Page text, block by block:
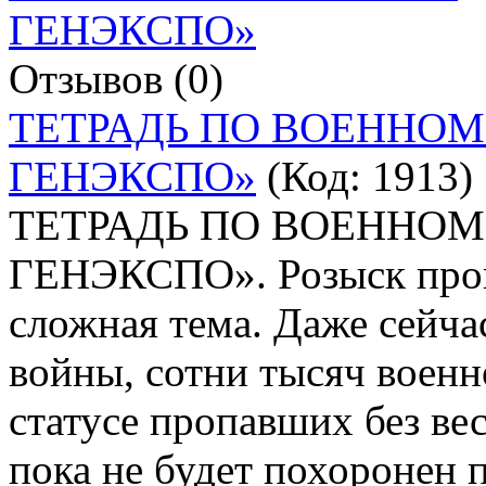
Отзывов (0)
ТЕТРАДЬ ПО
ГЕНЭКСПО» (Код: 1913)
ТЕТРАДЬ ПО
ГЕНЭКСПО». Розыск
сложная тема. Даже
войны, сотни тысяч
статусе пропавших без
пока не будет похоронен